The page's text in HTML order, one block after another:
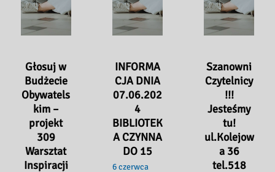
Głosuj w
Budżecie
Obywatels
kim –
projekt
309
Warsztat
Inspiracji
INFORMA
CJA DNIA
07.06.202
4
BIBLIOTEK
A CZYNNA
DO 15
6 czerwca
Szanowni
Czytelnicy
!!!
Jesteśmy
tu!
ul.Kolejow
a 36
tel.518